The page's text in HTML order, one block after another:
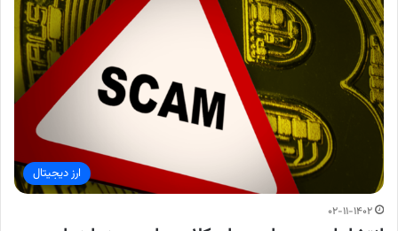
ارز دیجیتال
۰۲-۱۱-۱۴۰۲